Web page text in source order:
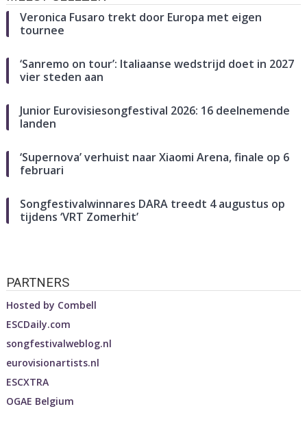
Veronica Fusaro trekt door Europa met eigen
tournee
‘Sanremo on tour’: Italiaanse wedstrijd doet in 2027
vier steden aan
Junior Eurovisiesongfestival 2026: 16 deelnemende
landen
‘Supernova’ verhuist naar Xiaomi Arena, finale op 6
februari
Songfestivalwinnares DARA treedt 4 augustus op
tijdens ‘VRT Zomerhit’
PARTNERS
Hosted by Combell
ESCDaily.com
songfestivalweblog.nl
eurovisionartists.nl
ESCXTRA
OGAE Belgium